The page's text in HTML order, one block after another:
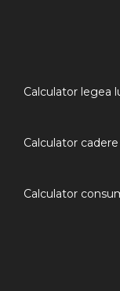
Calculator legea
Calculator
Calculator